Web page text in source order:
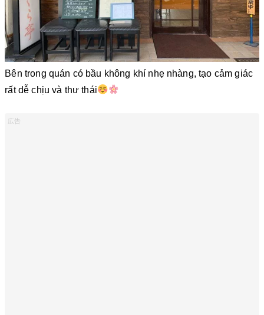
Bên trong quán có bầu không khí nhẹ nhàng, tạo cảm giác
rất dễ chịu và thư thái